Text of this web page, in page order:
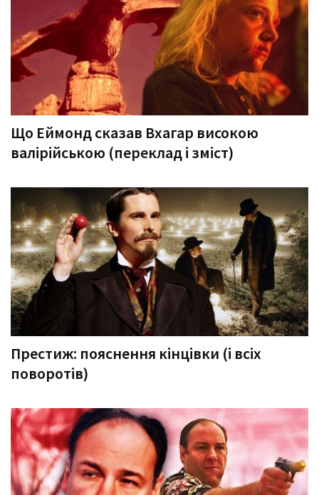
Що Еймонд сказав Вхагар високою
валірійською (переклад і зміст)
Престиж: пояснення кінцівки (і всіх
поворотів)